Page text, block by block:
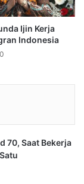
Ijin Kerja
Indonesia
70, Saat Bekerja